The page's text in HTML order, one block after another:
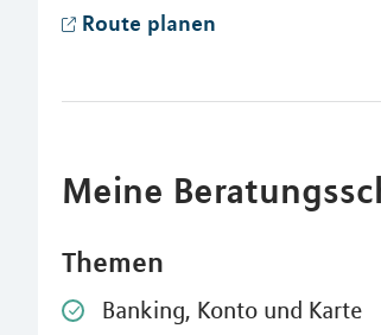
Route planen
Meine
Themen
Banking, Konto und Karte